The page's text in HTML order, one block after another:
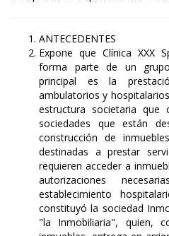
ANTECEDENTES
Expone que Clínica XXX
forma parte de un
principal es la
ambulatorios y
estructura societaria que
sociedades que están
construcción de
destinadas a prestar
requieren acceder a
autorizaciones
establecimiento
constituyó la sociedad
"la Inmobiliaria", quien,